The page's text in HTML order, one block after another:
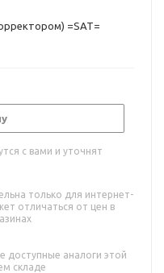
=SAT=
с вами и уточнят
только для интернет-
отличаться от цен в
доступные аналоги этой
складе